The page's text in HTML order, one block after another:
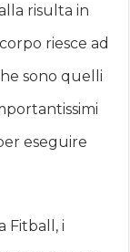
risulta in
riesce ad
sono quelli
eseguire
Fitball, i